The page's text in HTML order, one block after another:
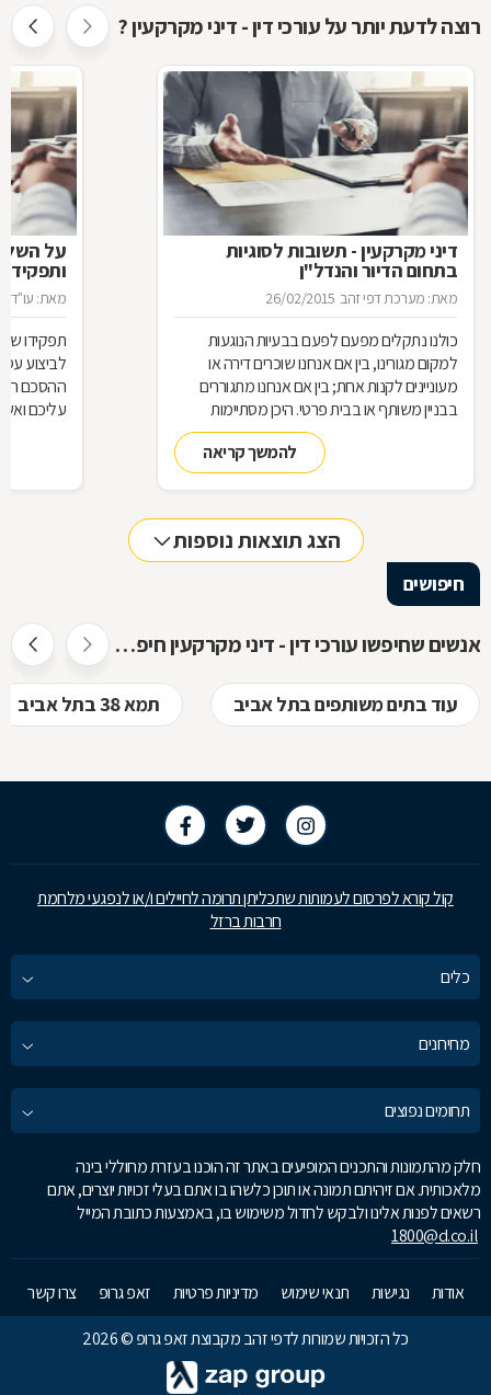
רוצה לדעת יותר על עורכי דין - דיני מקרקעין ?
דיני מקרקעין - תשובות לסוגיות
בתחום הדיור והנדל"ן
מאת: מערכת דפי זהב 26/02/2015
כולנו נתקלים מפעם לפעם בבעיות הנוגעות
למקום מגורינו, בין אם אנחנו שוכרים דירה או
מעוניינים לקנות אחת; בין אם אנחנו מתגוררים
בבניין משותף או בבית פרטי. היכן מסתיימות
זכויותינו ביחס לשכנינו? מה אומר החוק בקשר
לחריגות בנייה? האם בניית ממ"ד מחייבת את כל
הדיירים וכו'. כדי לקבל מושג בנוגע למעמדנו
המקרקעין, ריכזנו שאלות שנשאלו בפורום
מקרקעין, ואשר נענו ע"י עו"ד אילן קרייטר
להמשך קריאה
מאת: עו"ד
תפקידו
ההסכם
עליכם
הצג תוצאות נוספות
חיפושים
אנשים שחיפשו עורכי דין - דיני מקרקעין חיפשו גם
עוד בתים משותפים בתל אביב תמא 38 בתל אביב
קול קורא לפרסום לעמותות שתכליתן תרומה לחיילים ו/או לנפגעי מלחמת
חרבות ברזל
כלים
מחירונים
תחומים נפוצים
חלק מהתמונות והתכנים המופיעים באתר זה הוכנו בעזרת מחוללי בינה
מלאכותית. אם זיהיתם תמונה או תוכן כלשהו בו אתם בעלי זכויות יוצרים, אתם
רשאים לפנות אלינו ולבקש לחדול משימוש בו, באמצעות כתובת המייל
1800@d.co.il
אודות נגישות תנאי שימוש מדיניות פרטיות זאפ גרופ
צרו קשר
כל הזכויות שמורות לדפי זהב מקבוצת זאפ גרופ © 2026